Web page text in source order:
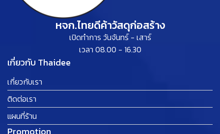
หจก.ไทยดีค้าวัสดุก่อสร้าง
เปิดทำการ วันจันทร์ - เสาร์
เวลา 08.00 - 16.30
เกี่ยวกับ Thaidee
เกี่ยวกับเรา
ติดต่อเรา
แผนที่ร้าน